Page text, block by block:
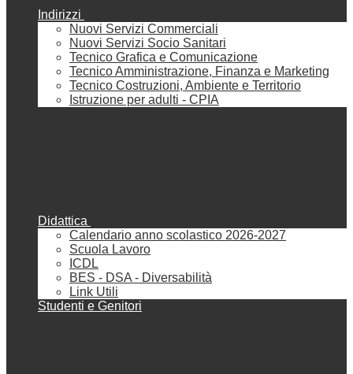
Indirizzi
Nuovi Servizi Commerciali
Nuovi Servizi Socio Sanitari
Tecnico Grafica e Comunicazione
Tecnico Amministrazione, Finanza e Marketing
Tecnico Costruzioni, Ambiente e Territorio
Istruzione per adulti - CPIA
Didattica
Calendario anno scolastico 2026-2027
Scuola Lavoro
ICDL
BES - DSA - Diversabilità
Link Utili
Studenti e Genitori